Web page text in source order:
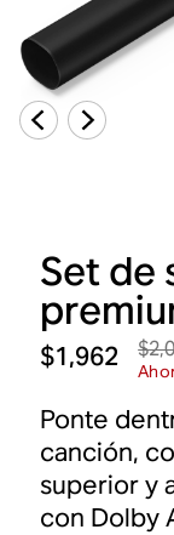
Set de
$1,962
Ponte
canción,
superior y
con Dolby